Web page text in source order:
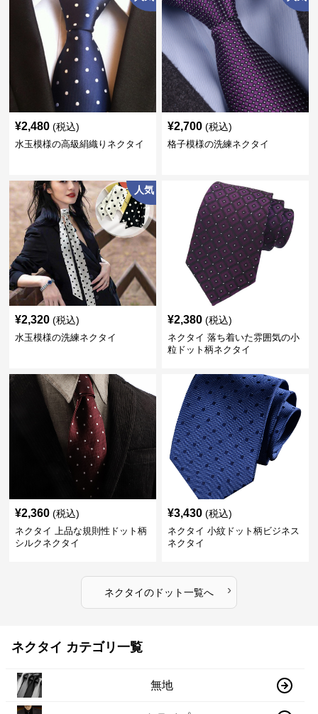
¥2,480 (税込)
水玉模様の高級絹織りネクタイ
¥2,700 (税込)
格子模様の洗練ネクタイ
人気
¥2,320 (税込)
水玉模様の洗練ネクタイ
¥2,380 (税込)
ネクタイ 落ち着いた雰囲気の小
粒ドット柄ネクタイ
¥2,360 (税込)
ネクタイ 上品な規則性ドット柄
シルクネクタイ
¥3,430 (税込)
ネクタイ 小紋ドット柄ビジネス
ネクタイ
ネクタイのドット一覧へ ›
ネクタイ カテゴリ一覧
無地